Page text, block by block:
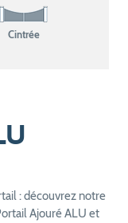
Cintrée
: découvrez notre
Ajouré ALU et